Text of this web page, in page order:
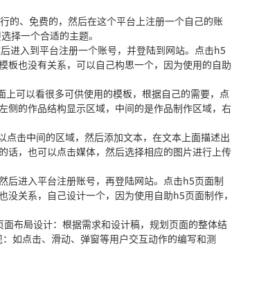
的、免费的，然后在这个平台上注册一个自己的账
择一个合适的主题。
进入到平台注册一个账号，并登陆到网站。点击h5
板也没有关系，可以自己构思一个，因为使用的自助
可以看很多可供使用的模板，根据自己的需要，点
侧的作品结构显示区域，中间的是作品制作区域，右
击中间的区域，然后添加文本，在文本上面描述出
话，也可以点击媒体，然后选择相应的图片进行上传
后进入平台注册账号，再登陆网站。点击h5页面制
关系，自己设计一个，因为使用自助h5页面制作，
布局设计：根据需求和设计稿，规划页面的整体结
如点击、滑动、弹窗等用户交互动作的编写和测